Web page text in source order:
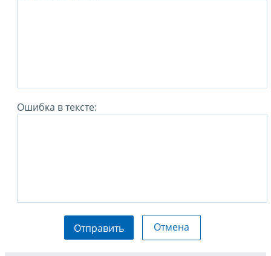
Ошибка в тексте:
Отправить Отмена